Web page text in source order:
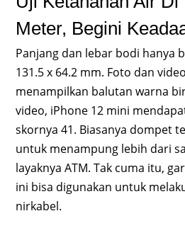
Meter, Begini
Panjang dan lebar bodi hanya
131.5 x 64.2 mm. Foto dan
menampilkan balutan warna
video, iPhone 12 mini
skornya 41. Biasanya dompet
untuk menampung lebih dari
layaknya ATM. Tak cuma itu,
ini bisa digunakan untuk
nirkabel.